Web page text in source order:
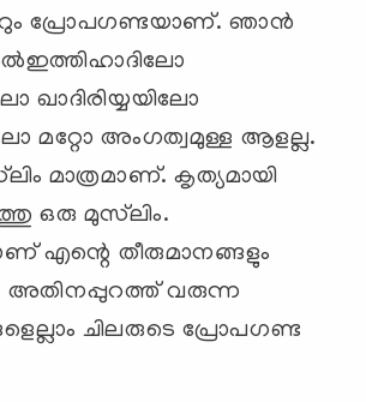
പ്രോപഗണ്ടയാണ്. ഞാന്‍
ഖാദിരിയ്യയിലോ
മറ്റോ അംഗത്വമുള്ള ആളല്ല.
മാത്രമാണ്. കൃത്യമായി
ഒരു മുസ്‌ലിം.
എന്റെ തീരുമാനങ്ങളും
അതിനപ്പുറത്ത് വരുന്ന
ചിലരുടെ പ്രോപഗണ്ട